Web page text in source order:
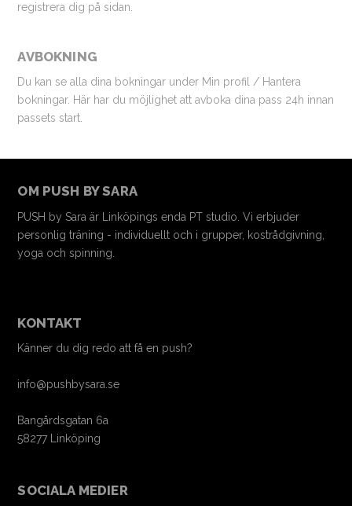
registrera dig på sidan.
AVBOKNING
Du kan se alla dina bokningar under Min profil / Hantera
bokningar. Här har du möjlighet att avboka dina pass 24h innan
passets start.
OM PUSH BY SARA
PUSH by Sara är Linköpings enda PT studio. Vi erbjuder
personlig träning - individuellt och i grupper, kostrådgivning,
yoga och spinning.
KONTAKT
Känner du dig redo att få en push?
info@pushbysara.se
Bangårdsgatan 6a
58277 Linköping
SOCIALA MEDIER